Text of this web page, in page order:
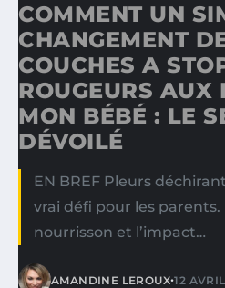
COMMENT UN
CHANGEMENT
COUCHES A
ROUGEURS AUX
MON BÉBÉ : LE
DÉVOILÉ
EN BREF Pleurs
vrai défi pour les
nourrisson et l’impact…
AMANDINE LEROUX•12